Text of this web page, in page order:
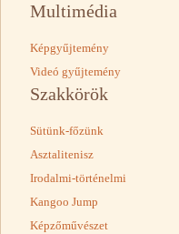
Multimédia
Képgyűjtemény
Videó gyűjtemény
Szakkörök
Sütünk-főzünk
Asztalitenisz
Irodalmi-történelmi
Kangoo Jump
Képzőművészet